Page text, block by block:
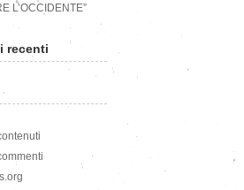
L’OCCIDENTE”
recenti